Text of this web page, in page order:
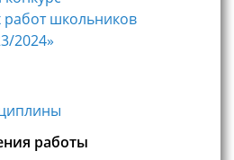
работ школьников
2024»
работы